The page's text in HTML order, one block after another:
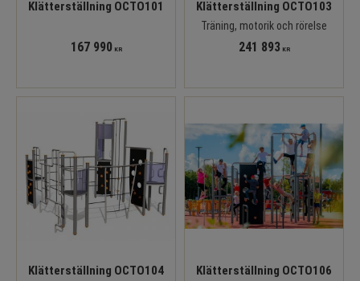
Klätterställning OCTO101
167 990KR
Klätterställning OCTO103
Träning, motorik och rörelse
241 893 KR
Klätterställning OCTO104 Klätterställning OCTO106